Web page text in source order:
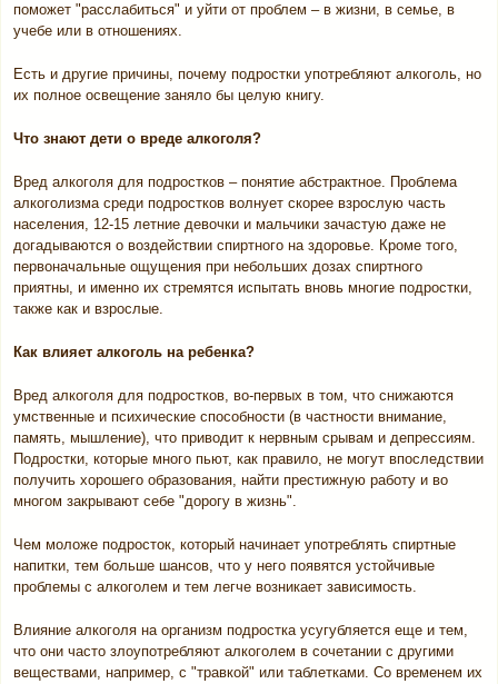
поможет "расслабиться" и уйти от проблем – в жизни, в семье, в
учебе или в отношениях.
Есть и другие причины, почему подростки употребляют алкоголь, но
их полное освещение заняло бы целую книгу.
Что знают дети о вреде алкоголя?
Вред алкоголя для подростков – понятие абстрактное. Проблема
алкоголизма среди подростков волнует скорее взрослую часть
населения, 12-15 летние девочки и мальчики зачастую даже не
догадываются о воздействии спиртного на здоровье. Кроме того,
первоначальные ощущения при небольших дозах спиртного
приятны, и именно их стремятся испытать вновь многие подростки,
также как и взрослые.
Как влияет алкоголь на ребенка?
Вред алкоголя для подростков, во-первых в том, что снижаются
умственные и психические способности (в частности внимание,
память, мышление), что приводит к нервным срывам и депрессиям.
Подростки, которые много пьют, как правило, не могут впоследствии
получить хорошего образования, найти престижную работу и во
многом закрывают себе "дорогу в жизнь".
Чем моложе подросток, который начинает употреблять спиртные
напитки, тем больше шансов, что у него появятся устойчивые
проблемы с алкоголем и тем легче возникает зависимость.
Влияние алкоголя на организм подростка усугубляется еще и тем,
что они часто злоупотребляют алкоголем в сочетании с другими
веществами, например, с "травкой" или таблетками. Со временем их